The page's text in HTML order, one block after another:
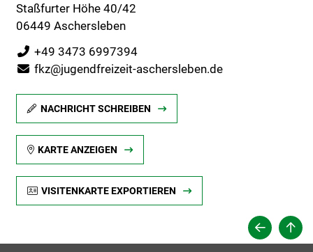
Staßfurter Höhe 40/42
06449 Aschersleben
+49 3473 6997394
fkz@jugendfreizeit-aschersleben.de
NACHRICHT SCHREIBEN
KARTE ANZEIGEN
VISITENKARTE EXPORTIEREN